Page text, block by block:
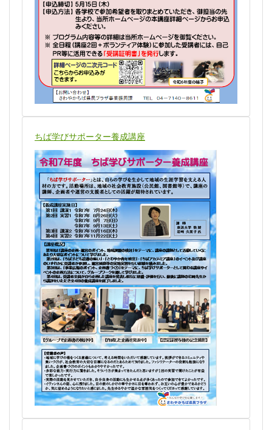
ちば学びサポーター養成講座